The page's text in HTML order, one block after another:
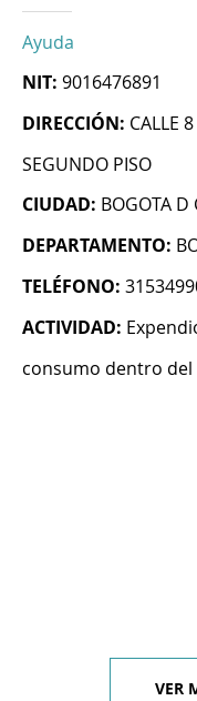
Ayuda
NIT: 9016476891
DIRECCIÓN: CALLE
SEGUNDO PISO
CIUDAD: BOGOTA D
DEPARTAMENTO:
TELÉFONO:
ACTIVIDAD:
consumo dentro
VER